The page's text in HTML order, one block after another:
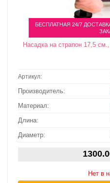
БЕСПЛАТНАЯ 24/7
Насадка на страпон 17,5
Артикул:
Производитель:
Материал:
Длина:
Диаметр:
Нет в